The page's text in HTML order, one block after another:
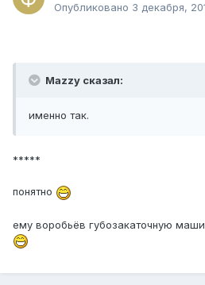
Опубликовано 3 декабря,
Mazzy сказал:
именно так.
*****
понятно
ему воробьёв губозакаточную